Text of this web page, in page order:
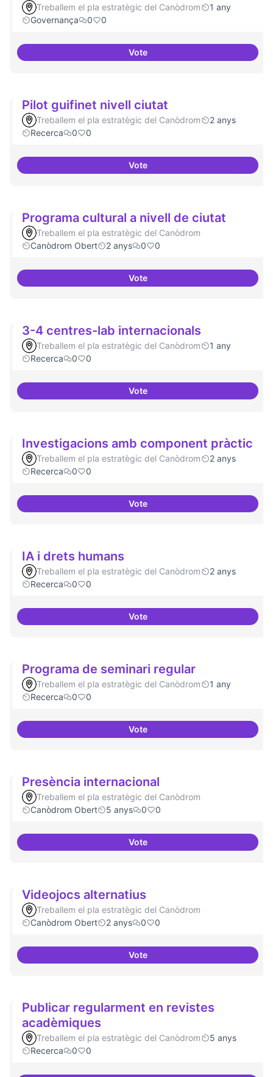
Treballem el pla estratègic del Canòdrom
1 any
Governança
0 0
Votedecidim.canodrom
Pilot guifinet nivell ciutat
Treballem el pla estratègic del Canòdrom
2 anys
Recerca
0 0
VotePilot guifinet nivell ciutat
Programa cultural a nivell de ciutat
Treballem el pla estratègic del Canòdrom
Canòdrom Obert
2 anys 0 0
VotePrograma cultural a nivell de
3-4 centres-lab internacionals
Treballem el pla estratègic del Canòdrom
1 any
Recerca
0 0
Vote3-4 centres-lab internacionals
Investigacions amb component pràctic
Treballem el pla estratègic del Canòdrom
2 anys
Recerca
0 0
VoteInvestigacions amb component
IA i drets humans
Treballem el pla estratègic del Canòdrom
2 anys
Recerca
0 0
VoteIA i drets humans
Programa de seminari regular
Treballem el pla estratègic del Canòdrom
1 any
Recerca
0 0
VotePrograma de seminari regular
Presència internacional
Treballem el pla estratègic del Canòdrom
Canòdrom Obert
5 anys 0 0
VotePresència internacional
Videojocs alternatius
Treballem el pla estratègic del Canòdrom
Canòdrom Obert
2 anys 0 0
VoteVideojocs alternatius
Publicar regularment en revistes
acadèmiques
Treballem el pla estratègic del Canòdrom
5 anys
Recerca
0 0